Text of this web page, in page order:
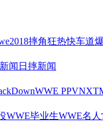
摔角狂热快车道
闻 日摔新闻
WWE PPVNXT
WWE毕业生WWE名人